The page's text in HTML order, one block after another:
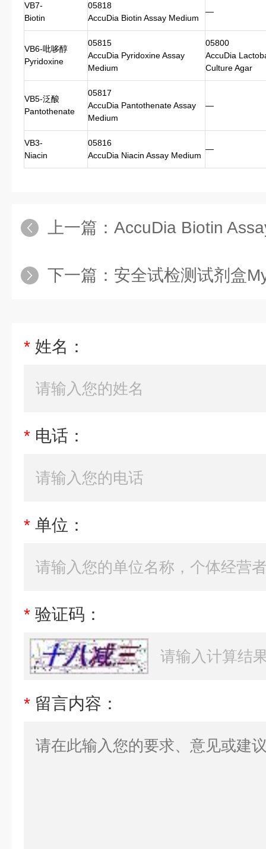
VB7-
Biotin
05818
AccuDia Biotin Assay Medium
—
VB6-吡哆醇
Pyridoxine
05815
AccuDia Pyridoxine Assay
Medium
05800
AccuDia
Culture Agar
VB5-泛酸
Pantothenate
05817
AccuDia Pantothenate Assay
Medium
—
VB3-
Niacin
05816
AccuDia Niacin Assay Medium
—
上一篇： AccuDia Biotin
下一篇： 安全试检测试剂盒
* 姓名：
* 电话：
* 单位：
* 验证码：
* 留言内容：